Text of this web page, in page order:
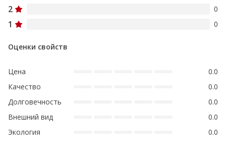
2 0
1 0
Оценки свойств
Цена
0.0
Качество
0.0
Долговечность
0.0
Внешний вид
0.0
Экология
0.0